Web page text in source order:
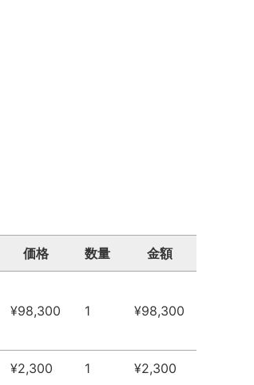
価格 数量 金額
¥98,300 1 ¥98,300
¥2,300 1 ¥2,300